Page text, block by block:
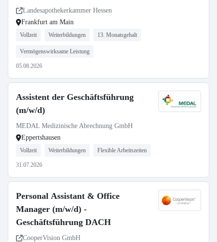
Landesapothekerkammer Hessen
Frankfurt am Main
Vollzeit Weiterbildungen 13. Monatsgehalt
Vermögenswirksame Leistung
05.08.2026
Assistent der Geschäftsführung
(m/w/d)
MEDAL Medizinische Abrechnung GmbH
Eppertshausen
Vollzeit Weiterbildungen Flexible Arbeitszeiten
31.07.2026
Personal Assistant & Office
Manager (m/w/d) -
Geschäftsführung DACH
CooperVision GmbH